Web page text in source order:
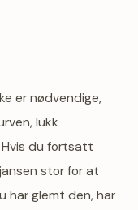
er nødvendige,
lukk
du fortsatt
stor for at
har glemt den, har